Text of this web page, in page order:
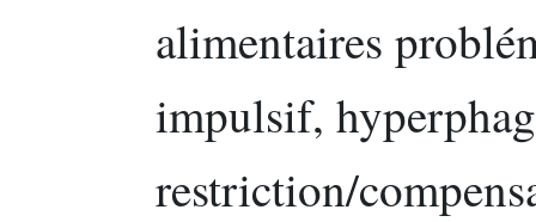
alimentaires
impulsif,
restriction/